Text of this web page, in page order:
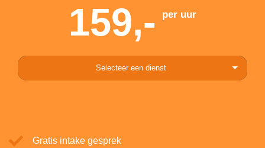
159,- per uur
Selecteer een dienst
Gratis intake gesprek